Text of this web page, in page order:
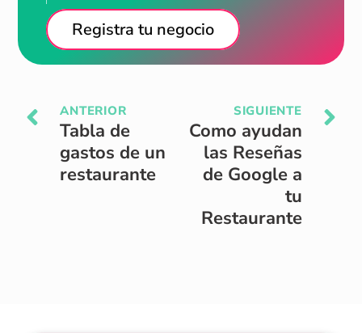
Registra tu negocio
ANTERIOR
Tabla de
gastos de un
restaurante
SIGUIENTE
Como ayudan
las Reseñas
de Google a
tu
Restaurante